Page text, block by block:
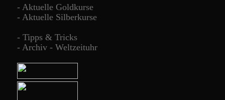
- Aktuelle Goldkurse
- Aktuelle Silberkurse
- Tipps & Tricks
- Archiv - Weltzeituhr